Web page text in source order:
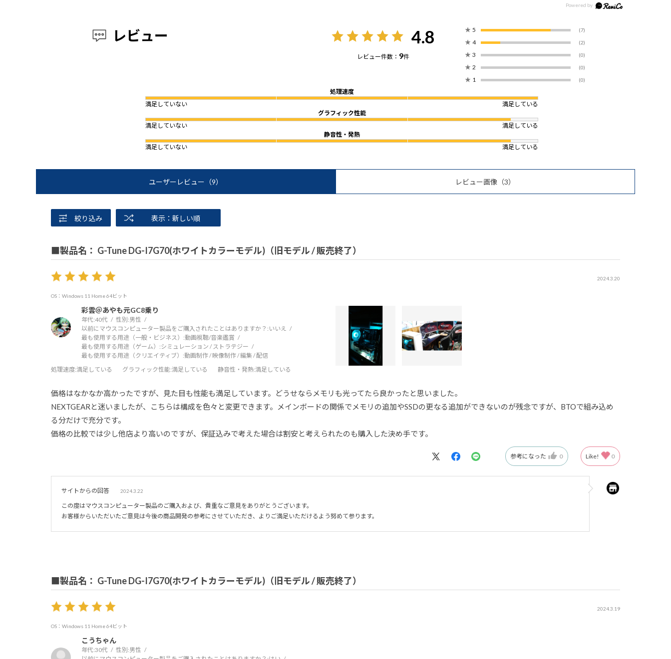
レビュー 4.8
レビュー件数： 9件
★ 5 (7)
★ 4 (2)
★ 3 (0)
★ 2 (0)
★ 1 (0)
処理速度
満足していない
満足している
グラフィック性能
満足していない
満足している
静音性・発熱
満足していない
満足している
ユーザーレビュー （9） レビュー画像 （3）
絞り込み 表示：新しい順
■製品名： G-Tune DG-I7G70(ホワイトカラーモデル)（旧モデル / 販売終了）
2024.3.20
OS：Windows 11 Home 64ビット
彩雲＠あやも元GC8乗り
年代:40代 性別:男性
以前にマウスコンピューター製品をご購入されたことはありますか？: いいえ
最も使用する用途（一般・ビジネス）:動画視聴/音楽鑑賞
最も使用する用途（ゲーム）:シミュレーション / ストラテジー
最も使用する用途（クリエイティブ）:動画制作 / 映像制作 / 編集 / 配信
処理速度:満足している グラフィック性能:満足している 静音性・発熱:満足している
価格はなかなか高かったですが、見た目も性能も満足しています。どうせならメモリも光ってたら良かったと思いました。
NEXTGEARと迷いましたが、こちらは構成を色々と変更できます。メインボードの関係でメモリの追加やSSDの更なる追加ができないのが残念ですが、BTOで組み込め
る分だけで充分です。
価格の比較では少し他店より高いのですが、保証込みで考えた場合は割安と考えられたのも購入した決め手です。
参考になった 0 Like! 0
サイトからの回答 2024.3.22
この度はマウスコンピューター製品のご購入および、貴重なご意見をありがとうございます。
お客様からいただいたご意見は今後の商品開発の参考にさせていただき、よりご満足いただけるよう努めて参ります。
■製品名： G-Tune DG-I7G70(ホワイトカラーモデル)（旧モデル / 販売終了）
2024.3.19
OS：Windows 11 Home 64ビット
こうちゃん
年代:30代 性別:男性